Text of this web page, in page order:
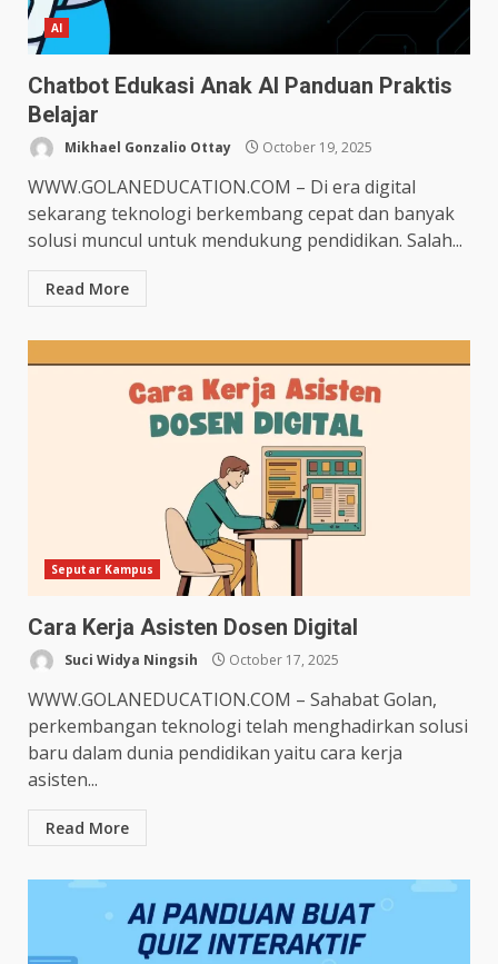
AI
Chatbot Edukasi Anak AI Panduan Praktis
Belajar
Mikhael Gonzalio Ottay October 19, 2025
WWW.GOLANEDUCATION.COM – Di era digital
sekarang teknologi berkembang cepat dan banyak
solusi muncul untuk mendukung pendidikan. Salah...
Read More
Seputar Kampus
Cara Kerja Asisten Dosen Digital
Suci Widya Ningsih October 17, 2025
WWW.GOLANEDUCATION.COM – Sahabat Golan,
perkembangan teknologi telah menghadirkan solusi
baru dalam dunia pendidikan yaitu cara kerja
asisten...
Read More